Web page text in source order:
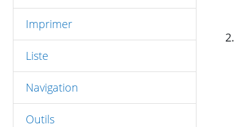
Imprimer
Liste
Navigation
Outils
2.